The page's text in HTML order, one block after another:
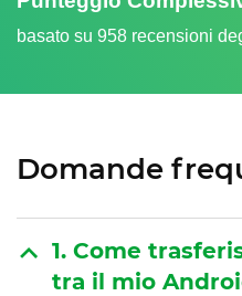
basato su 958 recensioni
Domande
1. Come
tra il mio